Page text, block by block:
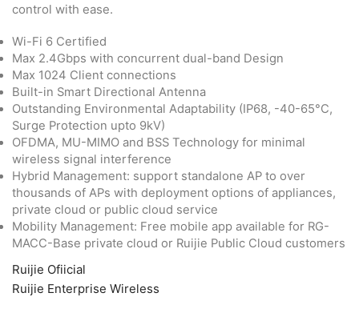
control with ease.
Wi-Fi 6 Certified
Max 2.4Gbps with concurrent dual-band Design
Max 1024 Client connections
Built-in Smart Directional Antenna
Outstanding Environmental Adaptability (IP68, -40-65°C,
Surge Protection upto 9kV)
OFDMA, MU-MIMO and BSS Technology for minimal
wireless signal interference
Hybrid Management: support standalone AP to over
thousands of APs with deployment options of appliances,
private cloud or public cloud service
Mobility Management: Free mobile app available for RG-
MACC-Base private cloud or Ruijie Public Cloud customers
Ruijie Ofiicial
Ruijie Enterprise Wireless